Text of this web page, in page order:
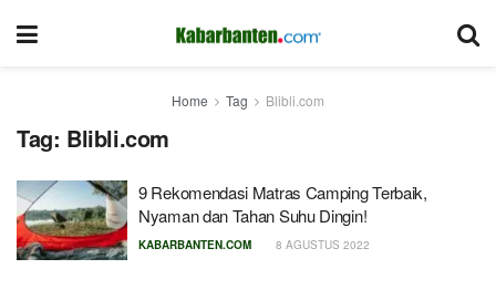
Home Tag Blibli.com
Tag: Blibli.com
9 Rekomendasi Matras Camping Terbaik,
Nyaman dan Tahan Suhu Dingin!
KABARBANTEN.COM 8 AGUSTUS 2022